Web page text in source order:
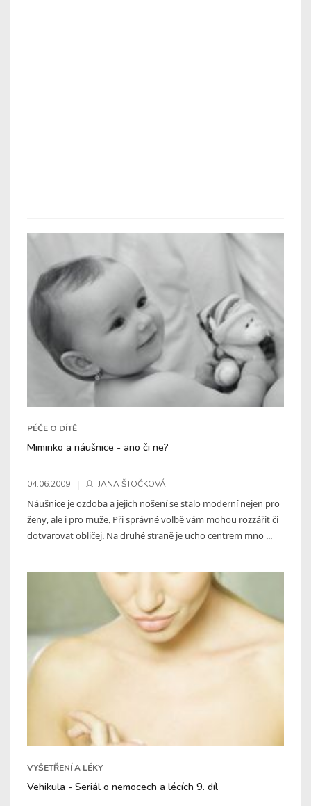
PÉČE O DÍTĚ
Miminko a náušnice - ano či ne?
04.06.2009 JANA ŠTOČKOVÁ
Náušnice je ozdoba a jejich nošení se stalo moderní nejen pro
ženy, ale i pro muže. Při správné volbě vám mohou rozzářit či
dotvarovat obličej. Na druhé straně je ucho centrem mno ...
VYŠETŘENÍ A LÉKY
Vehikula - Seriál o nemocech a lécích 9. díl